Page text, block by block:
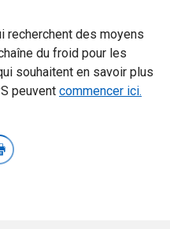
recherchent des moyens
du froid pour les
souhaitent en savoir plus
peuvent commencer ici.